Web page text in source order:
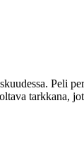
Peli
tarkkana,